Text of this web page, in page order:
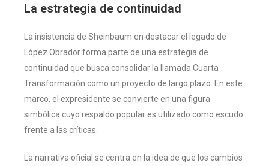
La estrategia de continuidad
La insistencia de Sheinbaum en destacar el legado de
López Obrador forma parte de una estrategia de
continuidad que busca consolidar la llamada Cuarta
Transformación como un proyecto de largo plazo. En este
marco, el expresidente se convierte en una figura
simbólica cuyo respaldo popular es utilizado como escudo
frente a las críticas.
La narrativa oficial se centra en la idea de que los cambios